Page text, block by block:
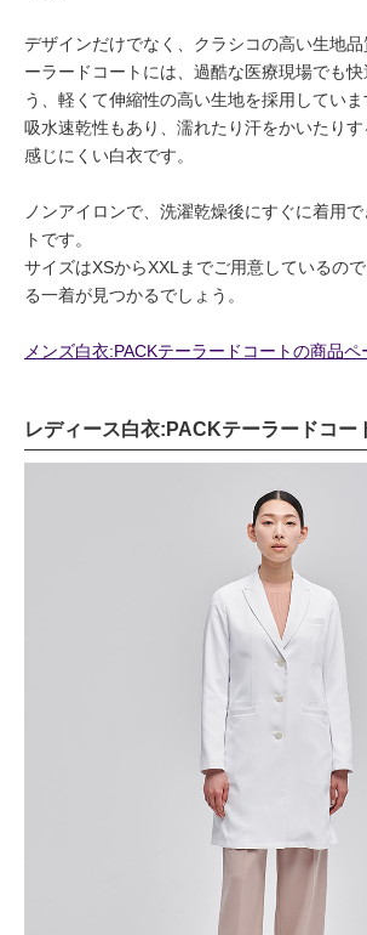
デザインだけでなく、クラシコの高い生地
ーラードコートには、過酷な医療現場でも
う、軽くて伸縮性の高い生地を採用していま
吸水速乾性もあり、濡れたり汗をかいたり
感じにくい白衣です。
ノンアイロンで、洗濯乾燥後にすぐに着用
トです。
サイズはXSからXXLまでご用意しているの
る一着が見つかるでしょう。
メンズ白衣:PACKテーラードコートの商品ペ
レディース白衣:PACKテーラードコー